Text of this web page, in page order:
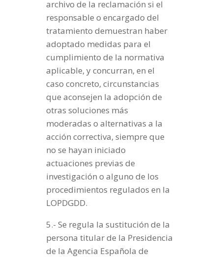
archivo de la reclamación si el
responsable o encargado del
tratamiento demuestran haber
adoptado medidas para el
cumplimiento de la normativa
aplicable, y concurran, en el
caso concreto, circunstancias
que aconsejen la adopción de
otras soluciones más
moderadas o alternativas a la
acción correctiva, siempre que
no se hayan iniciado
actuaciones previas de
investigación o alguno de los
procedimientos regulados en la
LOPDGDD.
5.- Se regula la sustitución de la
persona titular de la Presidencia
de la Agencia Española de